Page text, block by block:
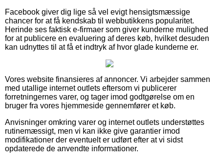
Facebook giver dig lige så vel evigt hensigtsmæssige
chancer for at få kendskab til webbutikkens popularitet.
Herinde ses faktisk e-firmaer som giver kunderne mulighed
for at publicere en evaluering af deres køb, hvilket desuden
kan udnyttes til at få et indtryk af hvor glade kunderne er.
Vores website finansieres af annoncer. Vi arbejder sammen
med utallige internet outlets eftersom vi publicerer
forretningernes varer, og tager imod godtgørelse om en
bruger fra vores hjemmeside gennemfører et køb.
Anvisninger omkring varer og internet outlets understøttes
rutinemæssigt, men vi kan ikke give garantier imod
modifikationer der eventuelt er udført efter at vi sidst
opdaterede de anvendte informationer.